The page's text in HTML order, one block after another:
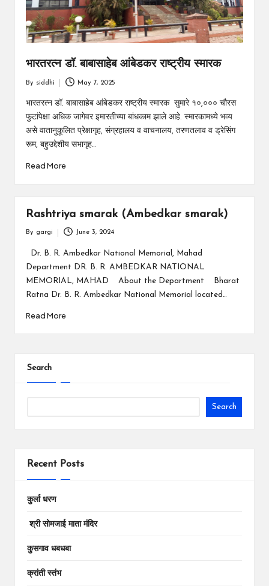
भारतरत्न डॉ. बाबासाहेब आंबेडकर राष्ट्रीय स्मारक
by
By siddhi May 7, 2025
भारतरत्न डॉ. बाबासाहेब आंबेडकर राष्ट्रीय स्मारक सुमारे १०,००० चौरस
फुटांपेक्षा अधिक जागेवर इमारतीच्या बांधकाम झाले आहे. स्मारकामध्ये भव्य
असे वातानुकूलित प्रेक्षागृह, संग्रहालय व वाचनालय, तरणतलाव व ड्रेसिंग
रूम, बहुउद्देशीय सभागृह…
Read More
Rashtriya smarak (Ambedkar smarak)
by
By gargi June 3, 2024
Dr. B. R. Ambedkar National Memorial, Mahad
Department DR. B. R. AMBEDKAR NATIONAL
MEMORIAL, MAHAD About the Department Bharat
Ratna Dr. B. R. Ambedkar National Memorial located…
Read More
Search
Search
Recent Posts
कुर्ला धरण
श्री सोमजाई माता मंदिर
कुसगाव धबधबा
क्रांती स्तंभ